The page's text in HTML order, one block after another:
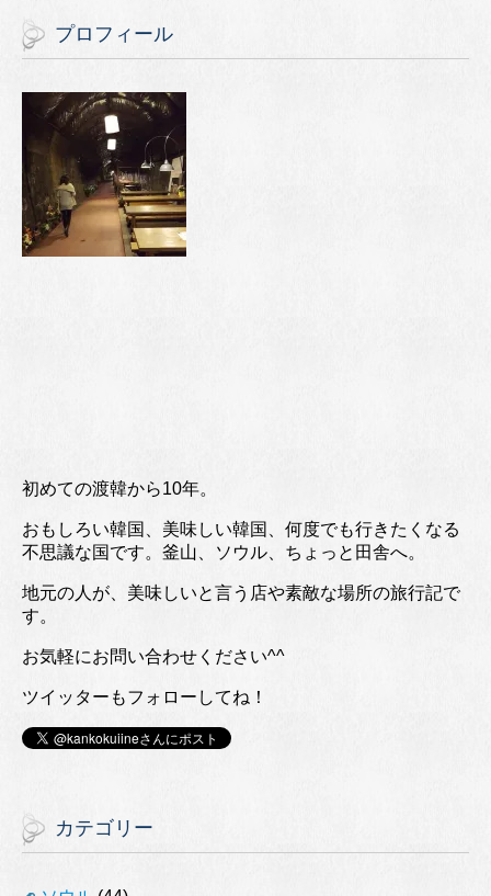
プロフィール
初めての渡韓から10年。
おもしろい韓国、美味しい韓国、何度でも行きたくなる
不思議な国です。釜山、ソウル、ちょっと田舎へ。
地元の人が、美味しいと言う店や素敵な場所の旅行記で
す。
お気軽にお問い合わせください^^
ツイッターもフォローしてね！
カテゴリー